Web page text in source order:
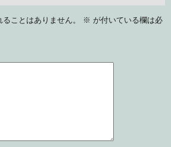
ことはありません。 ※ が付いている欄は必